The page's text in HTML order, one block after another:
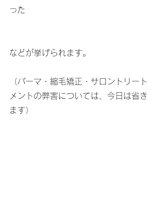
った
などが挙げられます。
（パーマ・縮毛矯正・サロントリート
メントの弊害については、今日は省き
ます）